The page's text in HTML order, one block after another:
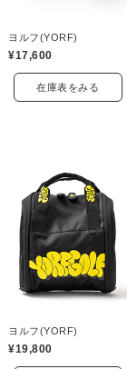
ヨルフ(YORF)
¥17,600
在庫表をみる
ヨルフ(YORF)
¥19,800